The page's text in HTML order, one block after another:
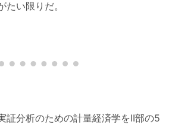
たい限りだ。
証分析のための計量経済学をII部の5